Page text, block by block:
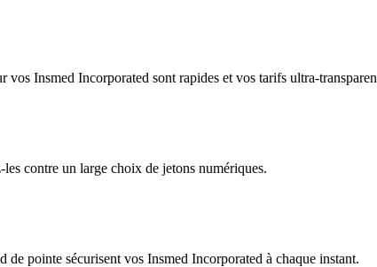
Insmed Incorporated sont rapides et vos tarifs ultra-
contre un large choix de jetons numériques.
pointe sécurisent vos Insmed Incorporated à chaque instant.